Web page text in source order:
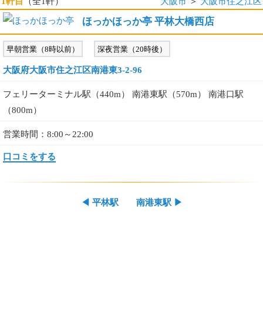
ほっかほっか亭 平林大橋西店
早朝営業（8時以前） 深夜営業（20時後）
大阪府大阪市住之江区南港東3-2-96
フェリーターミナル駅（440m） 南港東駅（570m） 南港口駅
（800m）
営業時間：8:00～22:00
口コミをする
◀ 平林駅 南港東駅 ▶